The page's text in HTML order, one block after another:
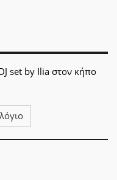
set by Ilia στον κήπο